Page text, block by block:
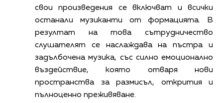
свои произведения се включват и всички
останали музиканти от формацията. В
резултат на това сътрудничество
слушателят се наслаждава на пъстра и
задълбочена музика, със силно емоционално
въздействие, която отваря нови
пространства за размисъл, открития и
пълноценно преживяване.